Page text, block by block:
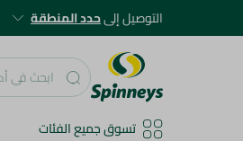
التوصيل إلىحدد المنطقة
تسوق جميع الفئات